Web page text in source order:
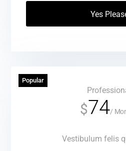
Yes
Popular
$74/
Vestibulum felis